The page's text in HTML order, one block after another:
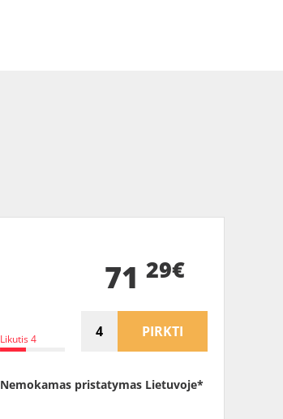
Likutis 4
71 29€
PIRKTI
Nemokamas pristatymas Lietuvoje*